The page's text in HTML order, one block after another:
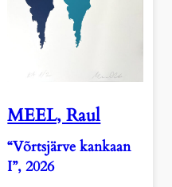
MEEL, Raul
“Võrtsjärve kankaan
I”, 2026